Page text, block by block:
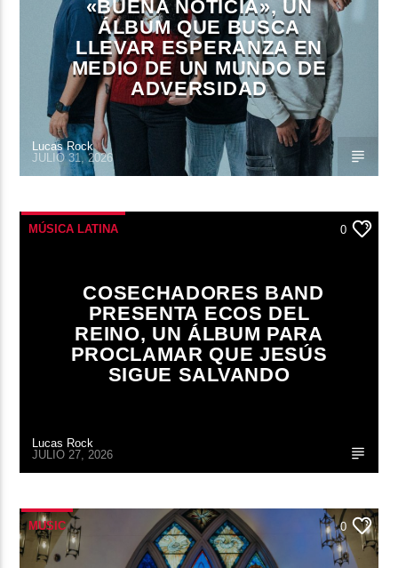
«BUENA NOTICIA», UN
ÁLBUM QUE BUSCA
LLEVAR ESPERANZA EN
MEDIO DE UN MUNDO DE
ADVERSIDAD
Lucas Rock
JULIO 31, 2026
MÚSICA LATINA 0
COSECHADORES BAND
PRESENTA ECOS DEL
REINO, UN ÁLBUM PARA
PROCLAMAR QUE JESÚS
SIGUE SALVANDO
Lucas Rock
JULIO 27, 2026
MUSIC 0